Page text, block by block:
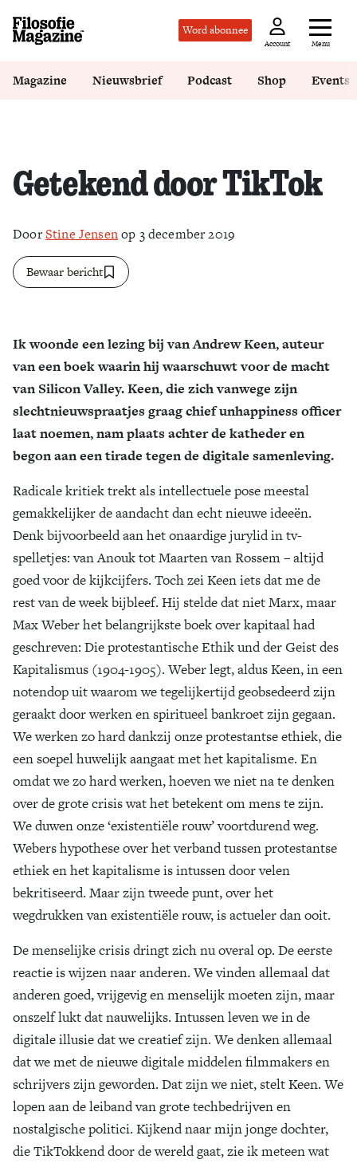
Word abonnee
Account Menu
Zoek
Magazine Nieuwsbrief Podcast Shop Events
Getekend door TikTok
DoorStine Jensenop 3 december 2019
Bewaar bericht
Ik woonde een lezing bij van Andrew Keen, auteur
van een boek waarin hij waarschuwt voor de macht
van Silicon Valley. Keen, die zich vanwege zijn
slechtnieuwspraatjes graag chief unhappiness officer
laat noemen, nam plaats achter de katheder en
begon aan een tirade tegen de digitale samenleving.
Radicale kritiek trekt als intellectuele pose meestal
gemakkelijker de aandacht dan echt nieuwe ideeën.
Denk bijvoorbeeld aan het onaardige jurylid in tv-
spelletjes: van Anouk tot Maarten van Rossem – altijd
goed voor de kijkcijfers. Toch zei Keen iets dat me de
rest van de week bijbleef. Hij stelde dat niet Marx, maar
Max Weber het belangrijkste boek over kapitaal had
geschreven: Die protestantische Ethik und der Geist des
Kapitalismus (1904-1905). Weber legt, aldus Keen, in een
notendop uit waarom we tegelijkertijd geobsedeerd zijn
geraakt door werken en spiritueel bankroet zijn gegaan.
We werken zo hard dankzij onze protestantse ethiek, die
een soepel huwelijk aangaat met het kapitalisme. En
omdat we zo hard werken, hoeven we niet na te denken
over de grote crisis wat het betekent om mens te zijn.
We duwen onze ‘existentiële rouw’ voortdurend weg.
Webers hypothese over het verband tussen protestantse
ethiek en het kapitalisme is intussen door velen
bekritiseerd. Maar zijn tweede punt, over het
wegdrukken van existentiële rouw, is actueler dan ooit.
De menselijke crisis dringt zich nu overal op. De eerste
reactie is wijzen naar anderen. We vinden allemaal dat
anderen goed, vrijgevig en menselijk moeten zijn, maar
onszelf lukt dat nauwelijks. Intussen leven we in de
digitale illusie dat we creatief zijn. We denken allemaal
dat we met de nieuwe digitale middelen filmmakers en
schrijvers zijn geworden. Dat zijn we niet, stelt Keen. We
lopen aan de leiband van grote techbedrijven en
nostalgische politici. Kijkend naar mijn jonge dochter,
die TikTokkend door de wereld gaat, zie ik meteen wat